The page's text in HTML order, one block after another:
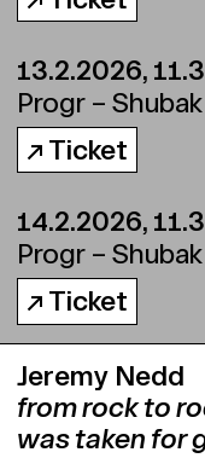
13.2.2026,
Progr –
↗ Ticket
14.2.2026,
Progr –
↗ Ticket
Jeremy Nedd
from rock to
was taken for